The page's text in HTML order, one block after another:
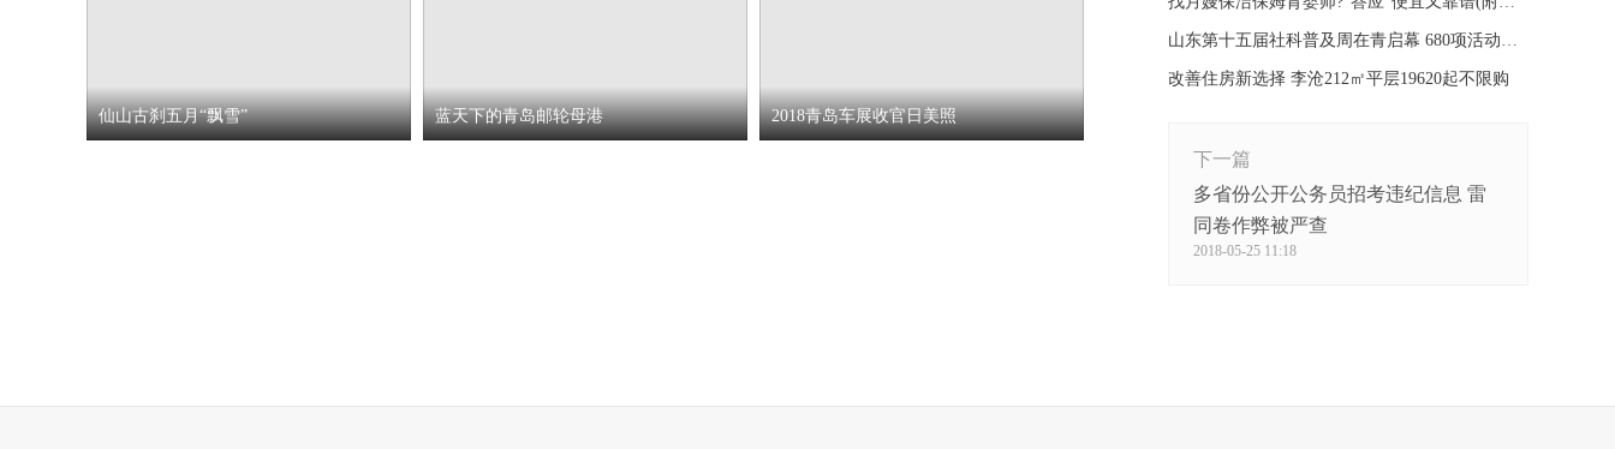
仙山古刹五月“飘雪” 蓝天下的青岛邮轮母港 2018青岛车展收官日美照
山东第十五届社科普及周在青启幕 680项活动等你参与
改善住房新选择 李沧212㎡平层19620起不限购
下一篇
多省份公开公务员招考违纪信息 雷
同卷作弊被严查
2018-05-25 11:18